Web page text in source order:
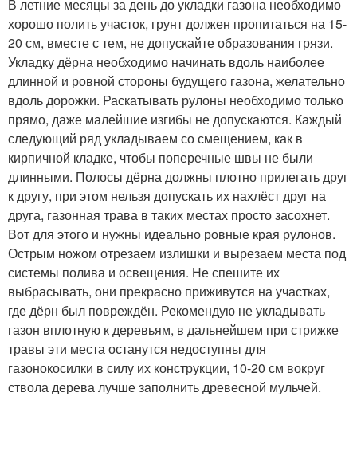
В летние месяцы за день до укладки газона необходимо
хорошо полить участок, грунт должен пропитаться на 15-
20 см, вместе с тем, не допускайте образования грязи.
Укладку дёрна необходимо начинать вдоль наиболее
длинной и ровной стороны будущего газона, желательно
вдоль дорожки. Раскатывать рулоны необходимо только
прямо, даже малейшие изгибы не допускаются. Каждый
следующий ряд укладываем со смещением, как в
кирпичной кладке, чтобы поперечные швы не были
длинными. Полосы дёрна должны плотно прилегать друг
к другу, при этом нельзя допускать их нахлёст друг на
друга, газонная трава в таких местах просто засохнет.
Вот для этого и нужны идеально ровные края рулонов.
Острым ножом отрезаем излишки и вырезаем места под
системы полива и освещения. Не спешите их
выбрасывать, они прекрасно приживутся на участках,
где дёрн был повреждён. Рекомендую не укладывать
газон вплотную к деревьям, в дальнейшем при стрижке
травы эти места останутся недоступны для
газонокосилки в силу их конструкции, 10-20 см вокруг
ствола дерева лучше заполнить древесной мульчей.